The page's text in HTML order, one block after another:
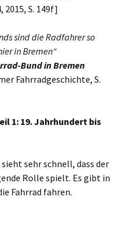
2015, S. 149f]
sind die Radfahrer so
in Bremen“
Bund in Bremen
Fahrradgeschichte, S.
1: 19. Jahrhundert bis
sehr schnell, dass der
Rolle spielt. Es gibt in
Fahrrad fahren.
Jahre